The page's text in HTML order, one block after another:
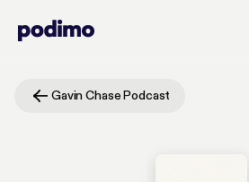
Gavin Chase Podcast